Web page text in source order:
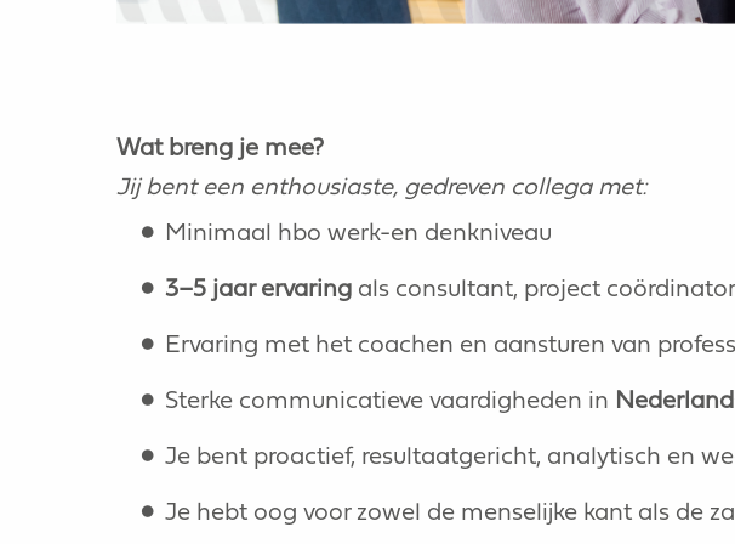
Wat breng je mee?
Jij bent een enthousiaste, gedreven collega met:
Minimaal hbo werk-en denkniveau
3–5 jaar ervaring als consultant, project
Ervaring met het coachen en aansturen van
Sterke communicatieve vaardigheden in
Je bent proactief, resultaatgericht, analytisch en
Je hebt oog voor zowel de menselijke kant als de